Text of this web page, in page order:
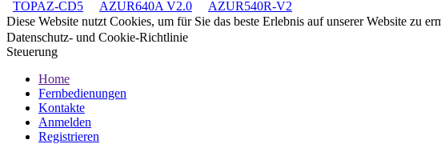
TOPAZ-CD5
AZUR640A V2.0
AZUR540R-V2
Diese Website nutzt Cookies, um für Sie das beste Erlebnis auf unserer Website zu
Datenschutz- und Cookie-Richtlinie
Steuerung
Home
Fernbedienungen
Kontakte
Anmelden
Registrieren